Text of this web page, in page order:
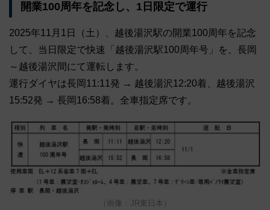
開業100周年を記念し、1日限定で運行
2025年11月1日（土）、越後湯沢駅の開業100周年を記念
して、当日限定で快速「越後湯沢駅100周年号」を、長岡
～越後湯沢間にて運転します。
運行ダイヤは長岡11:11発 → 越後湯沢12:20着、越後湯沢
15:52発 → 長岡16:58着。全車指定席です。
（画像：JR東日本）